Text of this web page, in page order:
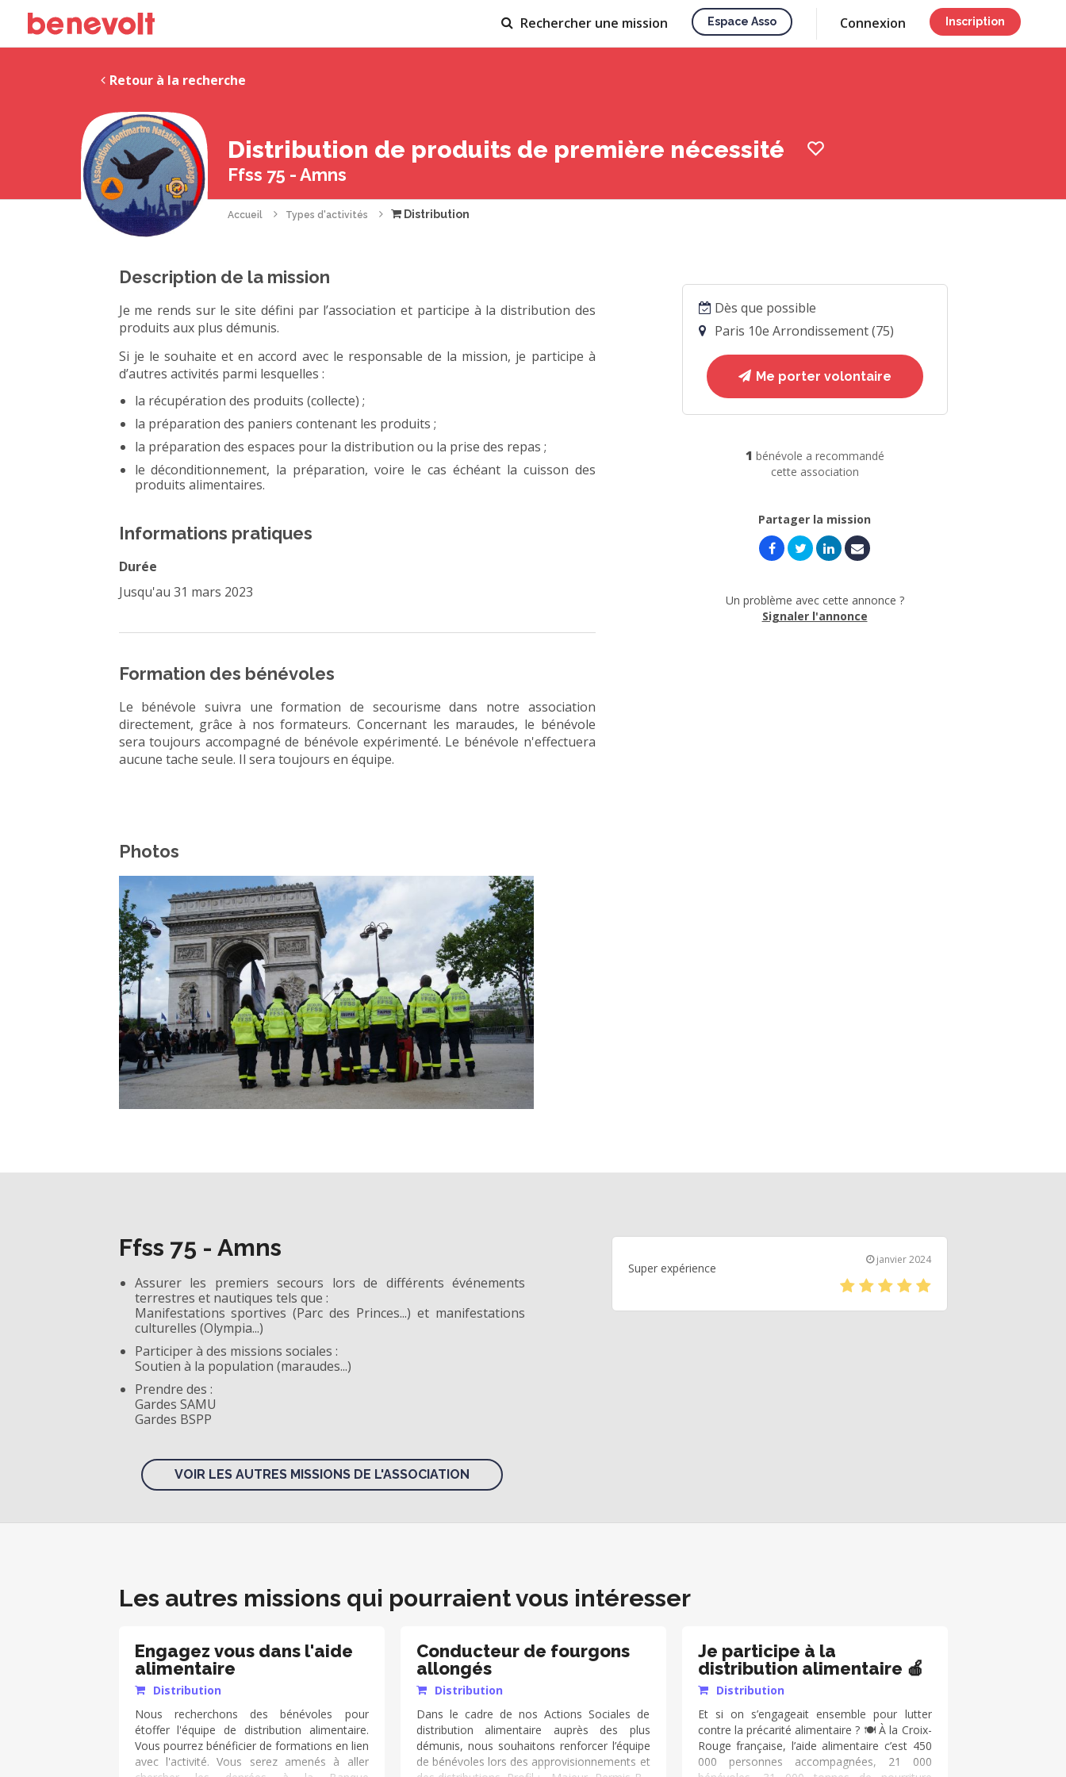
Rechercher une mission Espace Asso Connexion Inscription
Retour à la recherche
Distribution de produits de première nécessité
Ffss 75 - Amns
Accueil Types d'activités Distribution
Description de la mission
Je me rends sur le site défini par l’association et participe à la distribution des
produits aux plus démunis.
Si je le souhaite et en accord avec le responsable de la mission, je participe à
d’autres activités parmi lesquelles :
la récupération des produits (collecte) ;
la préparation des paniers contenant les produits ;
la préparation des espaces pour la distribution ou la prise des repas ;
le déconditionnement, la préparation, voire le cas échéant la cuisson des
produits alimentaires.
Informations pratiques
Durée
Jusqu'au 31 mars 2023
Formation des bénévoles
Le bénévole suivra une formation de secourisme dans notre association
directement, grâce à nos formateurs. Concernant les maraudes, le bénévole
sera toujours accompagné de bénévole expérimenté. Le bénévole n'effectuera
aucune tache seule. Il sera toujours en équipe.
Dès que possible
Paris 10e Arrondissement (75)
Me porter volontaire
1 bénévole a recommandé
cette association
Partager la mission
Un problème avec cette annonce ?
Signaler l'annonce
Photos
Ffss 75 - Amns
Assurer les premiers secours lors de différents événements
terrestres et nautiques tels que :
Manifestations sportives (Parc des Princes...) et manifestations
culturelles (Olympia...)
Participer à des missions sociales :
Soutien à la population (maraudes...)
Prendre des :
Gardes SAMU
Gardes BSPP
VOIR LES AUTRES MISSIONS DE L'ASSOCIATION
janvier 2024
Super expérience
(*)(*)(*)(*)(*)
Les autres missions qui pourraient vous intéresser
Engagez vous dans l'aide
alimentaire
Distribution
Nous recherchons des bénévoles pour
étoffer l'équipe de distribution alimentaire.
Vous pourrez bénéficier de formations en lien
avec l'activité. Vous serez amenés à aller
Conducteur de fourgons
allongés
Distribution
Dans le cadre de nos Actions Sociales de
distribution alimentaire auprès des plus
démunis, nous souhaitons renforcer l’équipe
de bénévoles lors des approvisionnements et
Je participe à la
distribution alimentaire 🍎
Distribution
Et si on s’engageait ensemble pour lutter
contre la précarité alimentaire ? 🍽️ À la Croix-
Rouge française, l’aide alimentaire c’est 450
000 personnes accompagnées, 21 000